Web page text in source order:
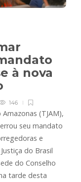
à nova
146
(TJAM),
seu mandato
e
do Brasil
do Conselho
tarde desta